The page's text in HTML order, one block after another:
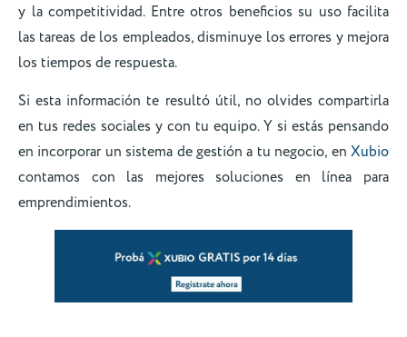
y la competitividad. Entre otros beneficios su uso facilita
las tareas de los empleados, disminuye los errores y mejora
los tiempos de respuesta.
Si esta información te resultó útil, no olvides compartirla
en tus redes sociales y con tu equipo. Y si estás pensando
en incorporar un sistema de gestión a tu negocio, en Xubio
contamos con las mejores soluciones en línea para
emprendimientos.